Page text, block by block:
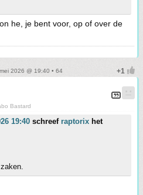
he, je bent voor, op of over de
2026 @ 19:40 • 64
Bastard
19:40 schreef raptorix het